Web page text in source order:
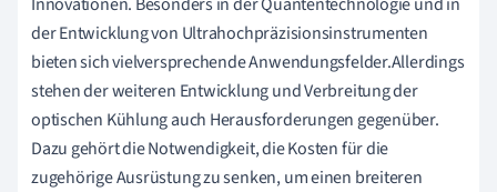
der Entwicklung von Ultrahochpräzisionsinstrumenten
bieten sich vielversprechende Anwendungsfelder.Allerdings
stehen der weiteren Entwicklung und Verbreitung der
optischen Kühlung auch Herausforderungen gegenüber.
Dazu gehört die Notwendigkeit, die Kosten für die
zugehörige Ausrüstung zu senken, um einen breiteren